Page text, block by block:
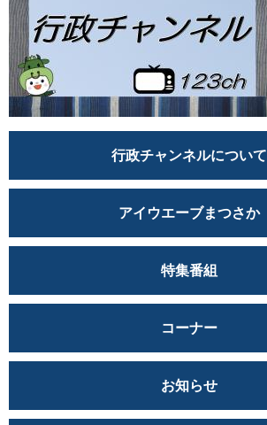
行政チャンネルについて
アイウエーブまつさか
特集番組
コーナー
お知らせ